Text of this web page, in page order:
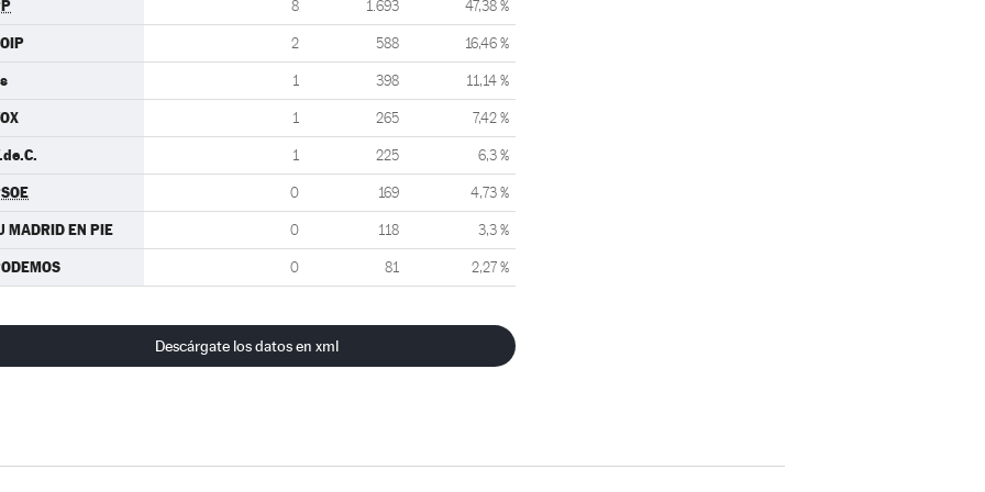
8 1.693 47,38 %
2 588 16,46 %
1 398 11,14 %
1 265 7,42 %
1 225 6,3 %
0 169 4,73 %
MADRID EN PIE 0 118 3,3 %
0 81 2,27 %
Descárgate los datos en xml